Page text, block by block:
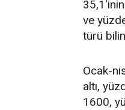
ve
türü
Ocak-
altı,
1600,